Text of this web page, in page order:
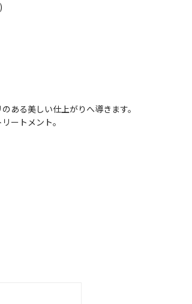
)
ある美しい仕上がりへ導きます。
ートメント。